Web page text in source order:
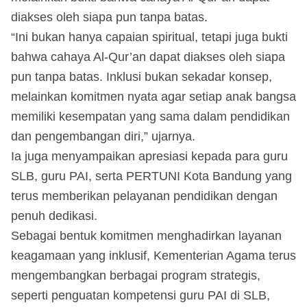
diakses oleh siapa pun tanpa batas.
“Ini bukan hanya capaian spiritual, tetapi juga bukti
bahwa cahaya Al-Qur’an dapat diakses oleh siapa
pun tanpa batas. Inklusi bukan sekadar konsep,
melainkan komitmen nyata agar setiap anak bangsa
memiliki kesempatan yang sama dalam pendidikan
dan pengembangan diri,” ujarnya.
Ia juga menyampaikan apresiasi kepada para guru
SLB, guru PAI, serta PERTUNI Kota Bandung yang
terus memberikan pelayanan pendidikan dengan
penuh dedikasi.
Sebagai bentuk komitmen menghadirkan layanan
keagamaan yang inklusif, Kementerian Agama terus
mengembangkan berbagai program strategis,
seperti penguatan kompetensi guru PAI di SLB,